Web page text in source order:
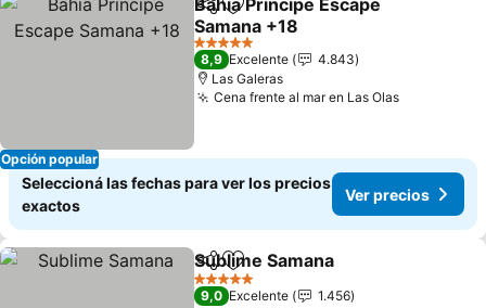
Opción popular
CompartirAñadir a favoritos
Bahia Principe Escape
Samana +18
5 Estrellas
8,9 Excelente
4.843
Las Galeras
Cena frente al mar en Las Olas
Seleccioná las fechas para ver los precios
exactos
Ver precios
CompartirAñadir a favoritos
Sublime Samana
5 Estrellas
9,0 Excelente
1.456